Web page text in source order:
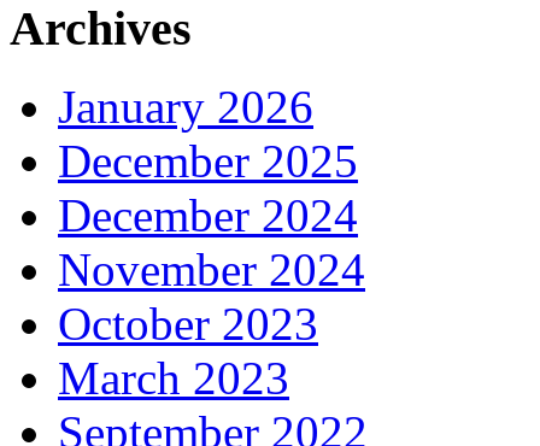
Archives
January 2026
December 2025
December 2024
November 2024
October 2023
March 2023
September 2022